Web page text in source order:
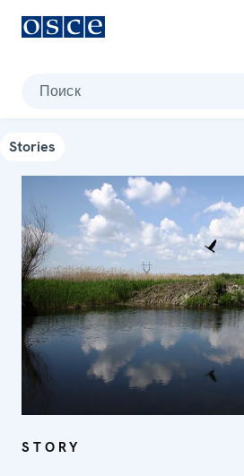
Поиск
Stories
STORY